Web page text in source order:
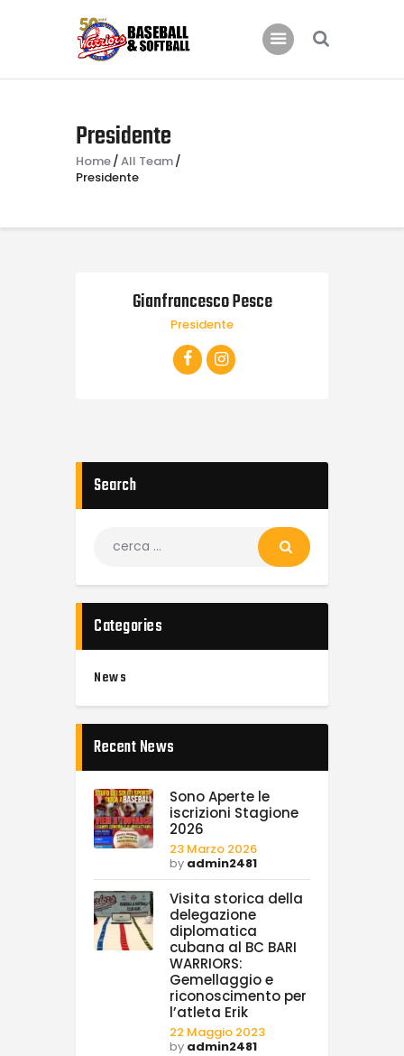
Presidente
Home All Team
Presidente
Home
B.C. Bari Warriors
News
Eventi
Contatti
Gianfrancesco Pesce
Presidente
Search
Categories
News
Recent News
Sono Aperte le
iscrizioni Stagione
2026
23 Marzo 2026
by admin2481
Visita storica della
delegazione
diplomatica
cubana al BC BARI
WARRIORS:
Gemellaggio e
riconoscimento per
l’atleta Erik
22 Maggio 2023
by admin2481